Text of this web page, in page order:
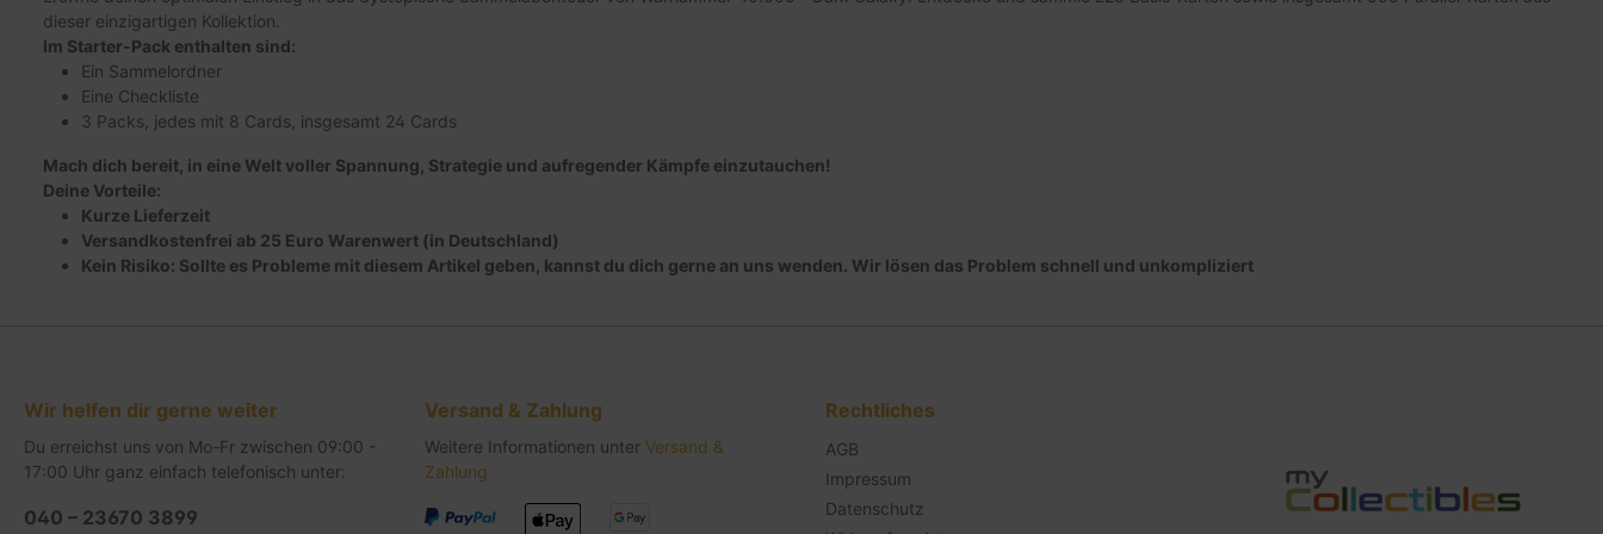
dieser einzigartigen Kollektion.
Im Starter-Pack enthalten sind:
Ein Sammelordner
Eine Checkliste
3 Packs, jedes mit 8 Cards, insgesamt 24 Cards
Mach dich bereit, in eine Welt voller Spannung, Strategie und aufregender Kämpfe einzutauchen!
Deine Vorteile:
Kurze Lieferzeit
Versandkostenfrei ab 25 Euro Warenwert (in Deutschland)
Kein Risiko: Sollte es Probleme mit diesem Artikel geben, kannst du dich gerne an uns wenden. Wir lösen das Problem schnell und unkompliziert
Wir helfen dir gerne weiter
Du erreichst uns von Mo-Fr zwischen 09:00 -
17:00 Uhr ganz einfach telefonisch unter:
040 – 23670 3899
Versand & Zahlung
Weitere Informationen unter Versand &
Zahlung
Rechtliches
AGB
Impressum
Datenschutz